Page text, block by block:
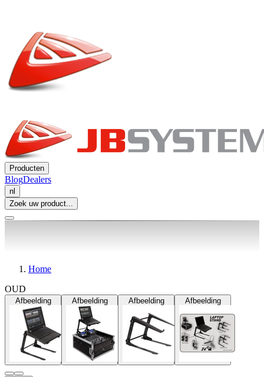
Producten
BlogDealers
nl
Zoek uw product...
Home
OUD
Afbeelding Afbeelding Afbeelding Afbeelding